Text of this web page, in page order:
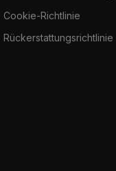
Cookie-Richtlinie
Rückerstattungsrichtlinie